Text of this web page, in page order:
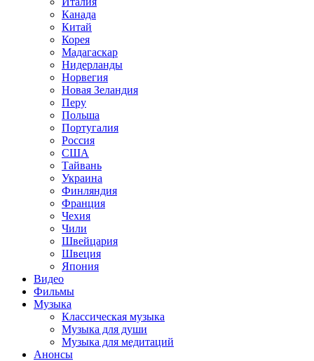
Канада
Китай
Корея
Мадагаскар
Нидерланды
Норвегия
Новая Зеландия
Перу
Польша
Португалия
Россия
США
Тайвань
Украина
Финляндия
Франция
Чехия
Чили
Швейцария
Швеция
Япония
Видео
Фильмы
Музыка
Классическая музыка
Музыка для души
Музыка для медитаций
Анонсы